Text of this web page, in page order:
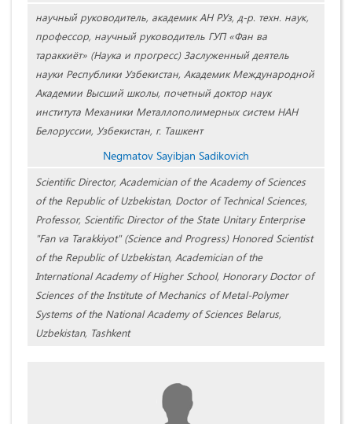
научный руководитель, академик АН РУз, д-р. техн. наук,
профессор, научный руководитель ГУП «Фан ва
тараккиёт» (Наука и прогресс) Заслуженный деятель
науки Республики Узбекистан, Академик Международной
Академии Высший школы, почетный доктор наук
института Механики Металлополимерных систем НАН
Белоруссии, Узбекистан, г. Ташкент
Negmatov Sayibjan Sadikovich
Scientific Director, Academician of the Academy of Sciences
of the Republic of Uzbekistan, Doctor of Technical Sciences,
Professor, Scientific Director of the State Unitary Enterprise
"Fan va Tarakkiyot" (Science and Progress) Honored Scientist
of the Republic of Uzbekistan, Academician of the
International Academy of Higher School, Honorary Doctor of
Sciences of the Institute of Mechanics of Metal-Polymer
Systems of the National Academy of Sciences Belarus,
Uzbekistan, Tashkent